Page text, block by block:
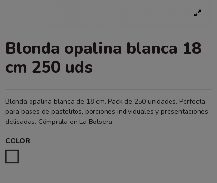
Blonda opalina blanca 18
cm 250 uds
Blonda opalina blanca de 18 cm. Pack de 250 unidades. Perfecta
para bases de pastelitos, porciones individuales y presentaciones
delicadas. Cómprala en La Bolsera.
COLOR